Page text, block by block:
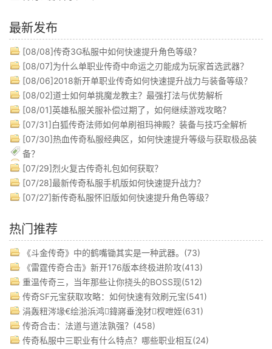
最新发布
[08/08]传奇3G私服中如何快速提升角色等级？
[08/07]为什么单职业传奇中命运之刃能成为玩家首选武器？
[08/06]2018新开单职业传奇如何快速提升战力与装备等级？
[08/02]道士如何单挑魔龙教主？最强打法与优势解析
[08/01]英雄私服关服补偿过期了，如何继续游戏攻略？
[07/31]白狐传奇法师如何单刷祖玛神殿？装备与技巧全解析
[07/30]热血传奇私服经典区，如何快速提升等级与获取极品装
备？
[07/29]烈火复古传奇礼包如何获取？
[07/28]最新传奇私服手机版如何快速提升战力？
[07/27]新传奇私服怀旧版如何快速提升角色等级？
热门推荐
《斗金传奇》中的鹤嘴锄其实是一种武器。(73)
《雷霆传奇合击》新开176版本终极进阶攻(413)
重温传奇三，当年那些让你挠头的BOSS现(512)
传奇SF元宝获取攻略：如何快速有效刷元宝(541)
涓轰粈涔堟€绘湁浜鸿鍏嶈垂浼犲杈呭姪(631)
传奇合击：法道与道法孰强？(458)
传奇私服中三职业有什么特点？哪些职业相互(24)